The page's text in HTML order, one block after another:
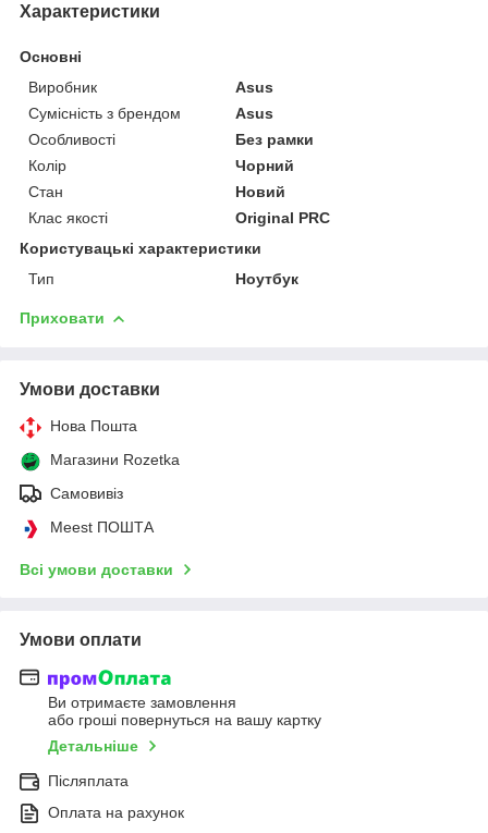
Характеристики
Основні
Виробник
Asus
Сумісність з брендом
Asus
Особливості
Без рамки
Колір
Чорний
Стан
Новий
Клас якості
Original PRC
Користувацькі характеристики
Тип
Ноутбук
Приховати
Умови доставки
Нова Пошта
Магазини Rozetka
Самовивіз
Meest ПОШТА
Всі умови доставки
Умови оплати
Ви отримаєте замовлення
або гроші повернуться на вашу картку
Детальніше
Післяплата
Оплата на рахунок